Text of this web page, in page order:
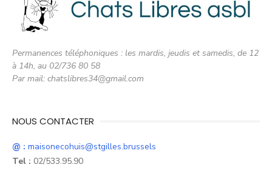
Permanences téléphoniques : les mardis, jeudis et samedis, de 12
à 14h, au 02/736 80 58
Par mail: chatslibres34@gmail.com
NOUS CONTACTER
@ : maisonecohuis@stgilles.brussels
Tel : 02/533.95.90